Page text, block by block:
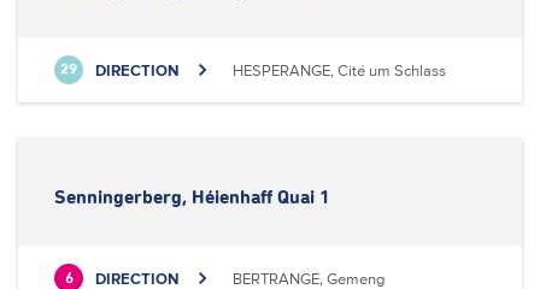
29 DIRECTION HESPERANGE, Cité um Schlass
Senningerberg, Héienhaff Quai 1
6 DIRECTION BERTRANGE, Gemeng